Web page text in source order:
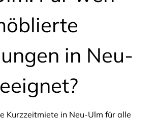
in Neu-
Kurzzeitmiete in Neu-Ulm für alle